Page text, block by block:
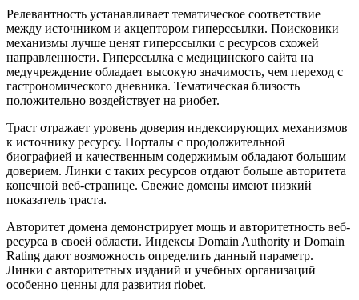
Релевантность устанавливает тематическое соответствие
между источником и акцептором гиперссылки. Поисковики
механизмы лучше ценят гиперссылки с ресурсов схожей
направленности. Гиперссылка с медицинского сайта на
медучреждение обладает высокую значимость, чем переход с
гастрономического дневника. Тематическая близость
положительно воздействует на риобет.
Траст отражает уровень доверия индексирующих механизмов
к источнику ресурсу. Порталы с продолжительной
биографией и качественным содержимым обладают большим
доверием. Линки с таких ресурсов отдают больше авторитета
конечной веб-странице. Свежие домены имеют низкий
показатель траста.
Авторитет домена демонстрирует мощь и авторитетность веб-
ресурса в своей области. Индексы Domain Authority и Domain
Rating дают возможность определить данный параметр.
Линки с авторитетных изданий и учебных организаций
особенно ценны для развития riobet.